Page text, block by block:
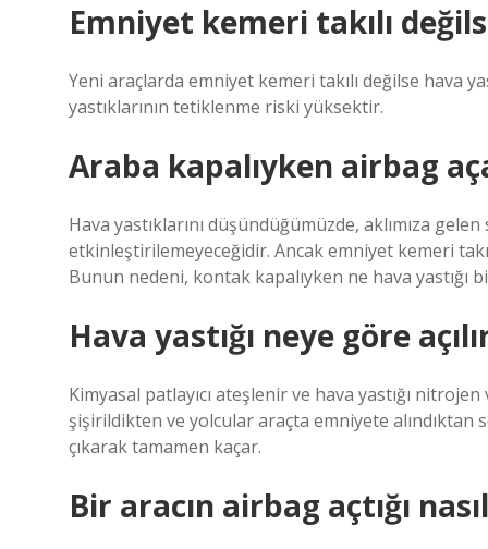
Emniyet kemeri takılı
Yeni araçlarda emniyet kemeri takılı değilse hava
yastıklarının tetiklenme riski yüksektir.
Araba kapalıyken airbag
Hava yastıklarını düşündüğümüzde, aklımıza
etkinleştirilemeyeceğidir. Ancak emniyet kemeri
Bunun nedeni, kontak kapalıyken ne hava
Hava yastığı neye göre
Kimyasal patlayıcı ateşlenir ve hava yastığı
şişirildikten ve yolcular araçta emniyete alındıktan
çıkarak tamamen kaçar.
Bir aracın airbag açtığı